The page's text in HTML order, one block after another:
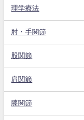
理学療法
肘・手関節
股関節
肩関節
膝関節